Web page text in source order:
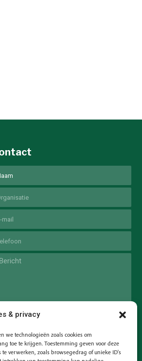
& privacy
we technologieën zoals cookies om
toe te krijgen. Toestemming geven voor deze
verwerken, zoals browsegedrag of unieke ID's